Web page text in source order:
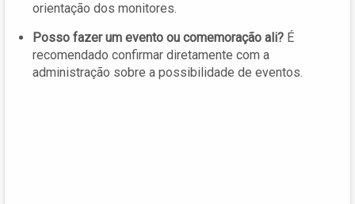
orientação dos monitores.
Posso fazer um evento ou comemoração ali? É
recomendado confirmar diretamente com a
administração sobre a possibilidade de eventos.